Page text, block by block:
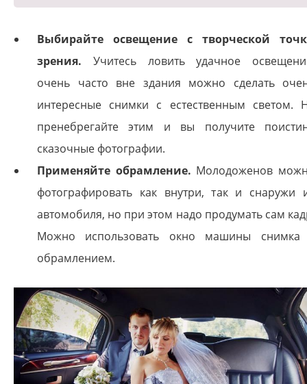
Выбирайте освещение с творческой
зрения. Учитесь ловить удачное
очень часто вне здания можно сделать
интересные снимки с естественным светом.
пренебрегайте этим и вы получите
сказочные фотографии.
Применяйте обрамление. Молодоженов
фотографировать как внутри, так и снаружи
автомобиля, но при этом надо продумать сам
Можно использовать окно машины снимка
обрамлением.